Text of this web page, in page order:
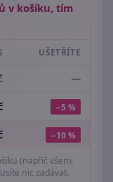
v košíku, tím
UŠETŘÍTE
—
−5 %
−10 %
(napříč všemi
nic zadávat.